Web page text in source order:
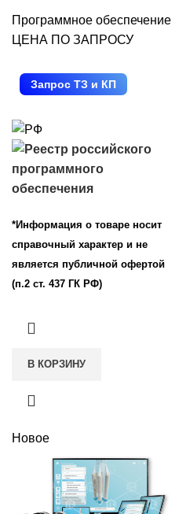
Программное обеспечение
ЦЕНА ПО ЗАПРОСУ
Запрос ТЗ и КП
*Информация о товаре носит
справочный характер и не
является публичной офертой
(п.2 ст. 437 ГК РФ)
В КОРЗИНУ
Новое